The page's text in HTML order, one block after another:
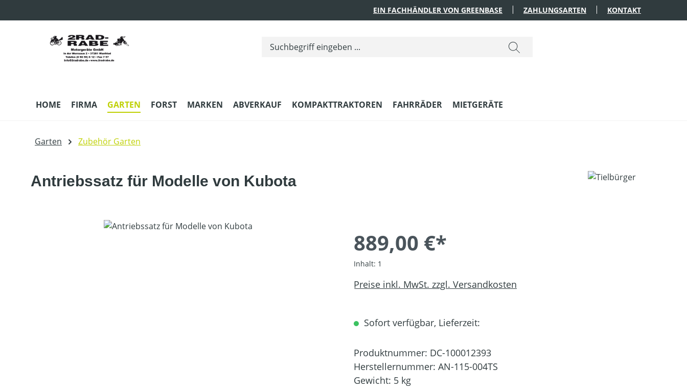
EIN FACHHÄNDLER VON GREENBASE ZAHLUNGSARTEN KONTAKT
HOME FIRMA GARTEN FORST MARKEN ABVERKAUF KOMPAKTTRAKTOREN FAHRRÄDER MIETGERÄTE
Garten Zubehör Garten
Antriebssatz für Modelle von Kubota
Bildergalerie überspringen
889,00 €*
Inhalt: 1
Preise inkl. MwSt. zzgl. Versandkosten
Sofort verfügbar, Lieferzeit:
Produktnummer: DC-100012393
Herstellernummer: AN-115-004TS
Gewicht: 5 kg